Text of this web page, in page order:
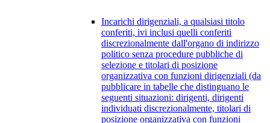
Incarichi dirigenziali, a qualsiasi titolo
conferiti, ivi inclusi quelli conferiti
discrezionalmente dall'organo di indirizzo
politico senza procedure pubbliche di
selezione e titolari di posizione
organizzativa con funzioni dirigenziali (da
pubblicare in tabelle che distinguano le
seguenti situazioni: dirigenti, dirigenti
individuati discrezionalmente, titolari di
posizione organizzativa con funzioni